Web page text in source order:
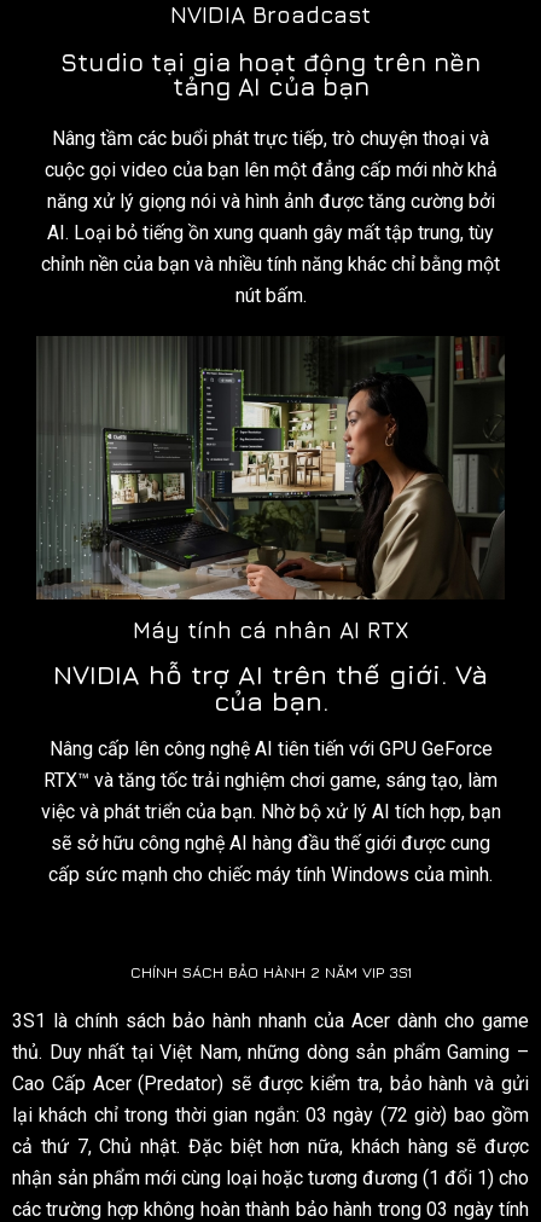
NVIDIA Broadcast
Studio tại gia hoạt động trên nền
tảng AI của bạn
Nâng tầm các buổi phát trực tiếp, trò chuyện thoại và
cuộc gọi video của bạn lên một đẳng cấp mới nhờ khả
năng xử lý giọng nói và hình ảnh được tăng cường bởi
AI. Loại bỏ tiếng ồn xung quanh gây mất tập trung, tùy
chỉnh nền của bạn và nhiều tính năng khác chỉ bằng một
nút bấm.
Máy tính cá nhân AI RTX
NVIDIA hỗ trợ AI trên thế giới. Và
của bạn.
Nâng cấp lên công nghệ AI tiên tiến với GPU GeForce
RTX™ và tăng tốc trải nghiệm chơi game, sáng tạo, làm
việc và phát triển của bạn. Nhờ bộ xử lý AI tích hợp, bạn
sẽ sở hữu công nghệ AI hàng đầu thế giới được cung
cấp sức mạnh cho chiếc máy tính Windows của mình.
CHÍNH SÁCH BẢO HÀNH 2 NĂM VIP 3S1
3S1 là chính sách bảo hành nhanh của Acer dành cho game
thủ. Duy nhất tại Việt Nam, những dòng sản phẩm Gaming –
Cao Cấp Acer (Predator) sẽ được kiểm tra, bảo hành và gửi
lại khách chỉ trong thời gian ngắn: 03 ngày (72 giờ) bao gồm
cả thứ 7, Chủ nhật. Đặc biệt hơn nữa, khách hàng sẽ được
nhận sản phẩm mới cùng loại hoặc tương đương (1 đổi 1) cho
các trường hợp không hoàn thành bảo hành trong 03 ngày tính